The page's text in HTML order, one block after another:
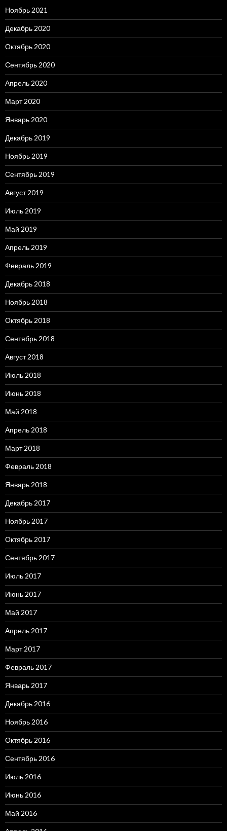
Ноябрь 2021
Декабрь 2020
Октябрь 2020
Сентябрь 2020
Апрель 2020
Март 2020
Январь 2020
Декабрь 2019
Ноябрь 2019
Сентябрь 2019
Август 2019
Июль 2019
Май 2019
Апрель 2019
Февраль 2019
Декабрь 2018
Ноябрь 2018
Октябрь 2018
Сентябрь 2018
Август 2018
Июль 2018
Июнь 2018
Май 2018
Апрель 2018
Март 2018
Февраль 2018
Январь 2018
Декабрь 2017
Ноябрь 2017
Октябрь 2017
Сентябрь 2017
Июль 2017
Июнь 2017
Май 2017
Апрель 2017
Март 2017
Февраль 2017
Январь 2017
Декабрь 2016
Ноябрь 2016
Октябрь 2016
Сентябрь 2016
Июль 2016
Июнь 2016
Май 2016